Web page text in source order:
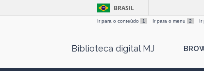
BRASIL
Ir para o conteúdo 1 Ir para o menu 2 Ir
Biblioteca digital MJ